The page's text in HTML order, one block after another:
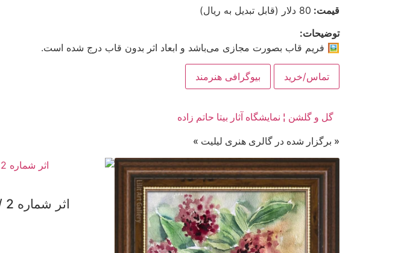
قیمت: 80 دلار (قابل تبدیل به ریال)
توضیحات:
🖼 فریم قاب بصورت مجازی می‌باشد و ابعاد اثر بدون قاب درج شده است.
تماس/خرید بیوگرافی هنرمند
گل و گلشن ¦ نمایشگاه آثار بیتا حاتم زاده
« برگزار شده در گالری هنری لیلیت »
اثر شماره 2 / گل و گلشن